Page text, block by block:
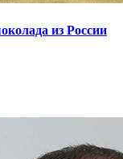
из России